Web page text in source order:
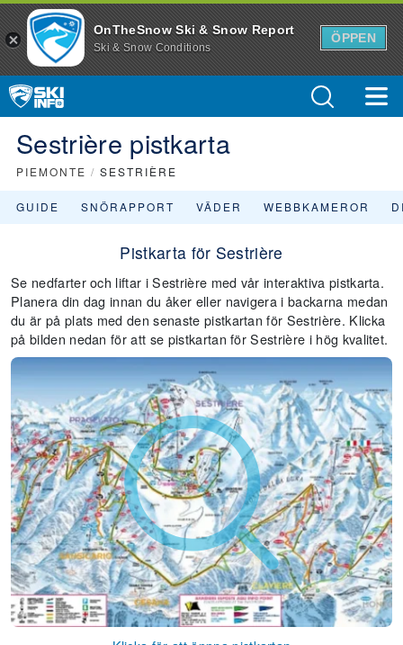
OnTheSnow Ski & Snow Report
Ski & Snow Conditions
ÖPPEN
Sestrière pistkarta
PIEMONTE / SESTRIÈRE
GUIDE SNÖRAPPORT VÄDER WEBBKAMEROR
Pistkarta för Sestrière
Se nedfarter och liftar i Sestrière med vår interaktiva pistkarta.
Planera din dag innan du åker eller navigera i backarna medan
du är på plats med den senaste pistkartan för Sestrière. Klicka
på bilden nedan för att se pistkartan för Sestrière i hög kvalitet.